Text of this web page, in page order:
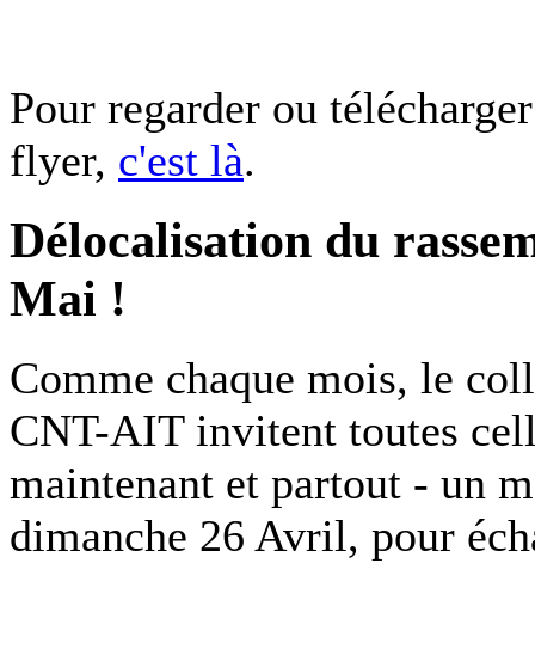
Pour regarder ou
flyer, c'est là.
Délocalisation du
Mai !
Comme chaque mois, le
CNT-AIT invitent toutes
maintenant et partout - un
dimanche 26 Avril, pour